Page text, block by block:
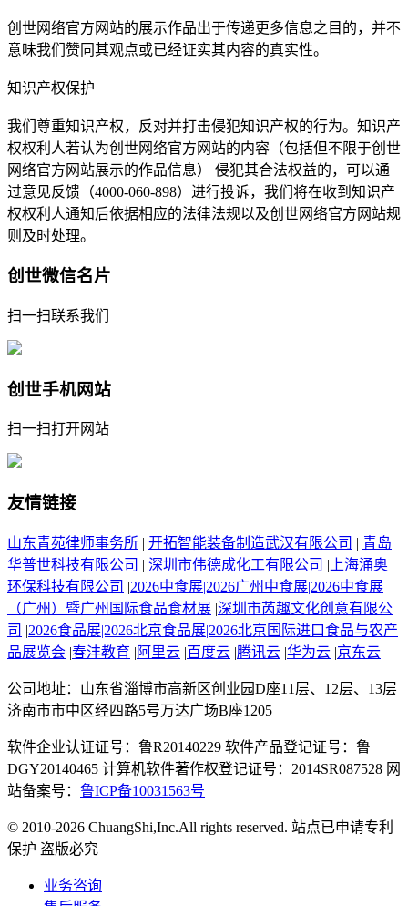
创世网络官方网站的展示作品出于传递更多信息之目的，并不
意味我们赞同其观点或已经证实其内容的真实性。
知识产权保护
我们尊重知识产权，反对并打击侵犯知识产权的行为。知识产
权权利人若认为创世网络官方网站的内容（包括但不限于创世
网络官方网站展示的作品信息） 侵犯其合法权益的，可以通
过意见反馈（4000-060-898）进行投诉，我们将在收到知识产
权权利人通知后依据相应的法律法规以及创世网络官方网站规
则及时处理。
创世微信名片
扫一扫联系我们
创世手机网站
扫一扫打开网站
友情链接
山东青苑律师事务所 | 开拓智能装备制造武汉有限公司 | 青岛
华普世科技有限公司 | 深圳市伟德成化工有限公司 | 上海涌奥
环保科技有限公司 |2026中食展|2026广州中食展|2026中食展
（广州）暨广州国际食品食材展 |深圳市芮趣文化创意有限公
司 |2026食品展|2026北京食品展|2026北京国际进口食品与农产
品展览会 |春沣教育 | 阿里云 |百度云 |腾讯云 |华为云 |京东云
公司地址：山东省淄博市高新区创业园D座11层、12层、13层
济南市市中区经四路5号万达广场B座1205
软件企业认证证号：鲁R20140229 软件产品登记证号：鲁
DGY20140465 计算机软件著作权登记证号：2014SR087528 网
站备案号： 鲁ICP备10031563号
© 2010-2026 ChuangShi,Inc.All rights reserved. 站点已申请专利
保护 盗版必究
业务咨询